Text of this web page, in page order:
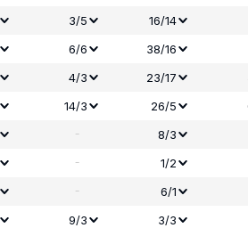
3/5 16/14
6/6 38/16
4/3 23/17
14/3 26/5
-
8/3
-
1/2
-
6/1
9/3
3/3